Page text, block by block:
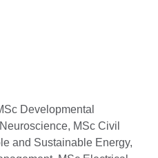
Developmental
MSc Civil
and Sustainable Energy,